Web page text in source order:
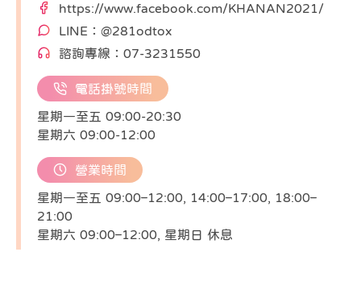
https://www.facebook.com/KHANAN2021/
LINE：@281odtox
諮詢專線：07-3231550
電話掛號時間
星期一至五 09:00-20:30
星期六 09:00-12:00
營業時間
星期一至五 09:00–12:00, 14:00–17:00, 18:00–
21:00
星期六 09:00–12:00, 星期日 休息